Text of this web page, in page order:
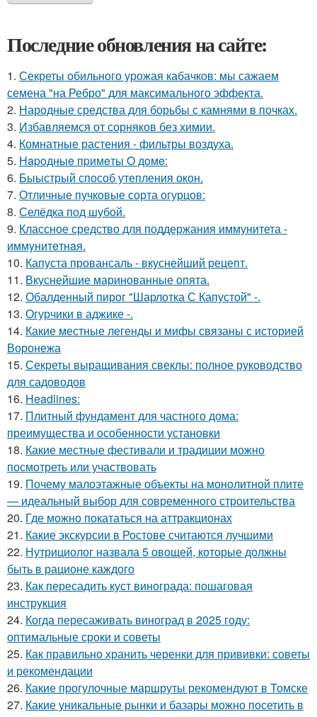
Последние обновления на сайте:
1. Секреты обильного урожая кабачков: мы сажаем
семена "на Ребро" для максимального эффекта.
2. Народные средства для борьбы с камнями в почках.
3. Избавляемся от сорняков без химии.
4. Комнатные растения - фильтры воздуха.
5. Нapoдныe пpимeты O дoмe:
6. Быыстрый способ утепления окон.
7. Отличные пучковые сорта огурцов:
8. Селёдка под шубой.
9. Классное средство для поддержания иммунитета -
иммyнитeтнaя.
10. Капуста провансаль - вкуснейший рецепт.
11. Вкуснейшие маринованные опята.
12. Обалденный пирог "Шарлотка С Капустой" -.
13. Огурчики в аджике -.
14. Какие местные легенды и мифы связаны с историей
Воронежа
15. Секреты выращивания свеклы: полное руководство
для садоводов
16. Headlines:
17. Плитный фундамент для частного дома:
преимущества и особенности установки
18. Какие местные фестивали и традиции можно
посмотреть или участвовать
19. Почему малоэтажные объекты на монолитной плите
— идеальный выбор для современного строительства
20. Где можно покататься на аттракционах
21. Какие экскурсии в Ростове считаются лучшими
22. Нутрициолог назвала 5 овощей, которые должны
быть в рационе каждого
23. Как пересадить куст винограда: пошаговая
инструкция
24. Когда пересаживать виноград в 2025 году:
оптимальные сроки и советы
25. Как правильно хранить черенки для прививки: советы
и рекомендации
26. Какие прогулочные маршруты рекомендуют в Томске
27. Какие уникальные рынки и базары можно посетить в